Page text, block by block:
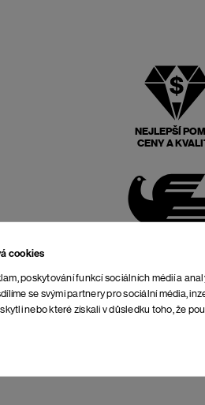
cookies
poskytování funkcí sociálních médií a
se svými partnery pro sociální média,
nebo které získali v důsledku toho, že
NEJLEPŠÍ
CENY A